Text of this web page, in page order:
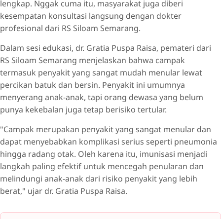
lengkap. Nggak cuma itu, masyarakat juga diberi
kesempatan konsultasi langsung dengan dokter
profesional dari RS Siloam Semarang.
Dalam sesi edukasi, ⁠dr. Gratia Puspa Raisa, pemateri dari
RS Siloam Semarang menjelaskan bahwa campak
termasuk penyakit yang sangat mudah menular lewat
percikan batuk dan bersin. Penyakit ini umumnya
menyerang anak-anak, tapi orang dewasa yang belum
punya kekebalan juga tetap berisiko tertular.
"Campak merupakan penyakit yang sangat menular dan
dapat menyebabkan komplikasi serius seperti pneumonia
hingga radang otak. Oleh karena itu, imunisasi menjadi
langkah paling efektif untuk mencegah penularan dan
melindungi anak-anak dari risiko penyakit yang lebih
berat," ujar dr. Gratia Puspa Raisa.